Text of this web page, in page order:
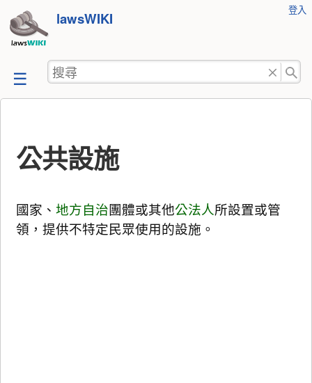
跳
至
容
lawsWIKI
工
登入
搜
尋
公共設施
國家、地方自治團體或其他公法人所設置或管
領，提供不特定民眾使用的設施。